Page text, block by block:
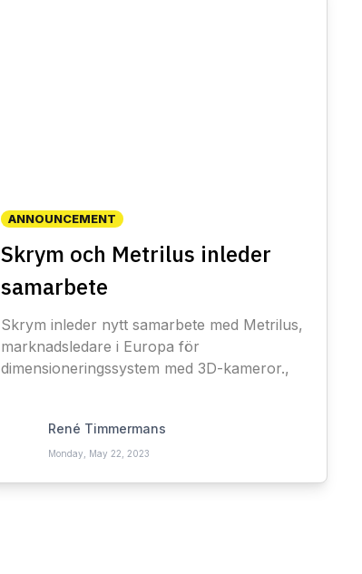
ANNOUNCEMENT
Skrym och Metrilus inleder
samarbete
Skrym inleder nytt samarbete med Metrilus,
marknadsledare i Europa för
dimensioneringssystem med 3D-kameror.,
René Timmermans
Monday, May 22, 2023